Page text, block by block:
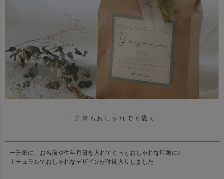
一升米もおしゃれで可愛く
一升米に、お名前や生年月日を入れてぐっとおしゃれな印象に♪
ナチュラルでおしゃれなデザインが仲間入りしました